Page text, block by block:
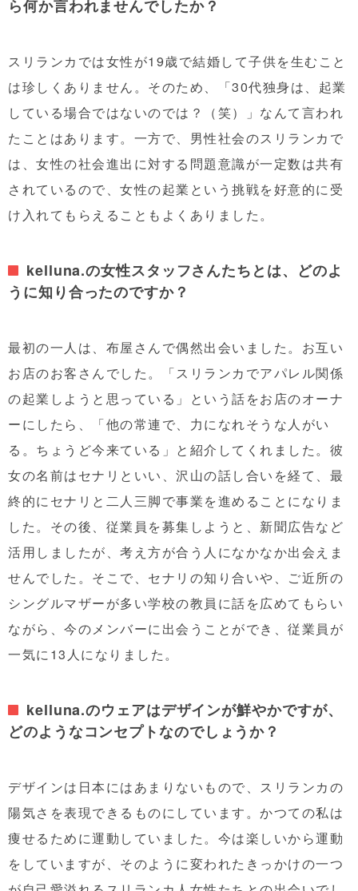
ら何か言われませんでしたか？
スリランカでは女性が19歳で結婚して子供を生むこと
は珍しくありません。そのため、「30代独身は、起業
している場合ではないのでは？（笑）」なんて言われ
たことはあります。一方で、男性社会のスリランカで
は、女性の社会進出に対する問題意識が一定数は共有
されているので、女性の起業という挑戦を好意的に受
け入れてもらえることもよくありました。
kelluna.の女性スタッフさんたちとは、どのよ
うに知り合ったのですか？
最初の一人は、布屋さんで偶然出会いました。お互い
お店のお客さんでした。「スリランカでアパレル関係
の起業しようと思っている」という話をお店のオーナ
ーにしたら、「他の常連で、力になれそうな人がい
る。ちょうど今来ている」と紹介してくれました。彼
女の名前はセナリといい、沢山の話し合いを経て、最
終的にセナリと二人三脚で事業を進めることになりま
した。その後、従業員を募集しようと、新聞広告など
活用しましたが、考え方が合う人になかなか出会えま
せんでした。そこで、セナリの知り合いや、ご近所の
シングルマザーが多い学校の教員に話を広めてもらい
ながら、今のメンバーに出会うことができ、従業員が
一気に13人になりました。
kelluna.のウェアはデザインが鮮やかですが、
どのようなコンセプトなのでしょうか？
デザインは日本にはあまりないもので、スリランカの
陽気さを表現できるものにしています。かつての私は
痩せるために運動していました。今は楽しいから運動
をしていますが、そのように変われたきっかけの一つ